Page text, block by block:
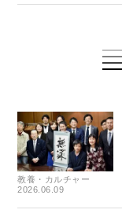
教養・カルチャー
2026.06.09